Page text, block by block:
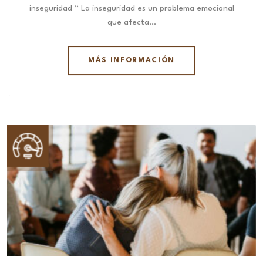
inseguridad “ La inseguridad es un problema emocional
que afecta…
MÁS INFORMACIÓN